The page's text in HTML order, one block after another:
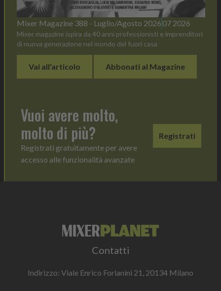
Mixer Magazine 388 - Luglio/Agosto 2026 07 2026
Mixer magazine ispira da 40 anni professionisti e imprenditori
di nuova generazione nel mondo del fuori casa
Vai all'articolo Abbonati al Magazine
Vuoi avere molto,
molto di più?
Registrati gratuitamente per avere
accesso alle funzionalità avanzate
Registrati
Contatti
Indirizzo: Viale Enrico Forlanini 21, 20134 Milano